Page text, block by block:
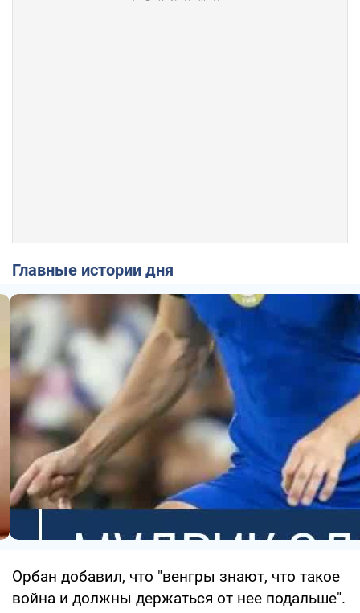
Главные истории дня
Орбан добавил, что "венгры знают, что такое
война и должны держаться от нее подальше".